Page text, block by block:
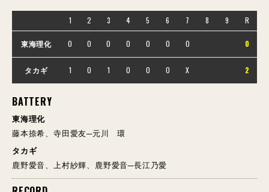
1 2 3 4 5 6 7 8 9 R
東海理化 0 0 0 0 0 0 0 0
タカギ 1 0 1 0 0 0 X 2
BATTERY
東海理化
藤本捺希、寺田愛友─元川 環
タカギ
鹿野愛音、上村紗輝、鹿野愛音─長江乃愛